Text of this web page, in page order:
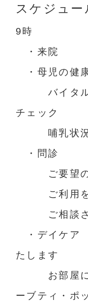
スケジュー
9時
・来院
・母児の健
バイタルサ
チェック
哺乳状況
・問診
ご要望の
ご利用を
ご相談さ
・デイケア
たします
お部屋にい
ーブティ・ポ